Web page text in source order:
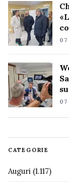
07
07
CATEGORIE
Auguri (1.117)